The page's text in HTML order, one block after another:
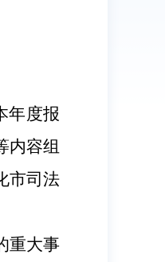
年度报
内容组
市司法
重大事